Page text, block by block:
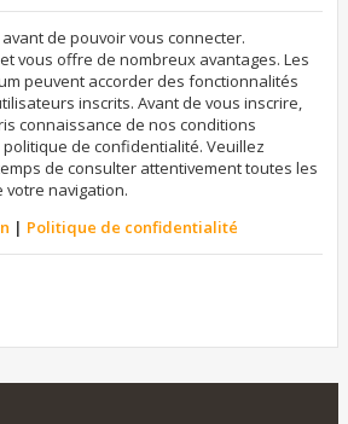
de pouvoir vous connecter.
vous offre de nombreux avantages. Les
peuvent accorder des fonctionnalités
inscrits. Avant de vous inscrire,
connaissance de nos conditions
politique de confidentialité. Veuillez
de consulter attentivement toutes les
navigation.
| Politique de confidentialité